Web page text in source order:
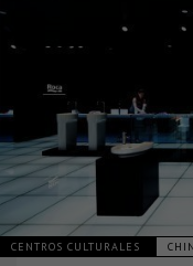
CENTROS CULTURALES